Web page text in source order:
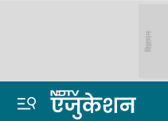
विज्ञापन